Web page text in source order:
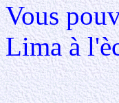
Vous
Lima à